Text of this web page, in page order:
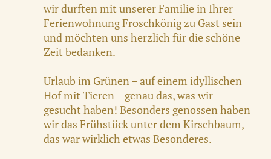
wir durften mit unserer Familie in Ihrer
Ferienwohnung Froschkönig zu Gast sein
und möchten uns herzlich für die schöne
Zeit bedanken.
Urlaub im Grünen – auf einem idyllischen
Hof mit Tieren – genau das, was wir
gesucht haben! Besonders genossen haben
wir das Frühstück unter dem Kirschbaum,
das war wirklich etwas Besonderes.